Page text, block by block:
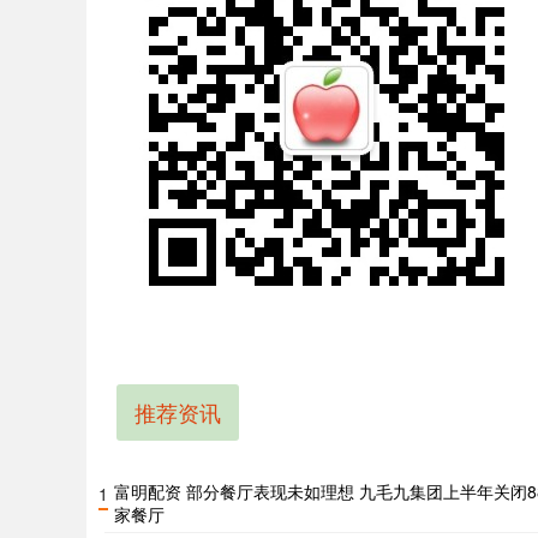
推荐资讯
1 富明配资 部分餐厅表现未如理想 九毛九集团上半年关闭
家餐厅